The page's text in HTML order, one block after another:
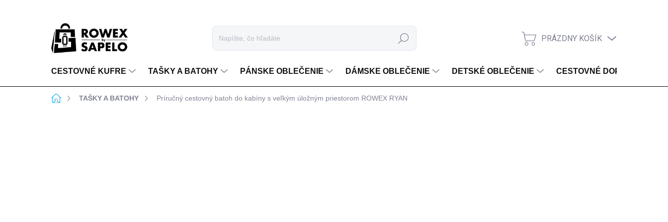
Hľadať NÁKUPNÝ KOŠÍK
PRÁZDNY KOŠÍK
CESTOVNÉ KUFRE TAŠKY A BATOHY PÁNSKE OBLEČENIE DÁMSKE OBLEČENIE DETSKÉ OBLEČENIE CESTOVNÉ DOPLNKY
DomovTAŠKY A BATOHY Príručný cestovný batoh do kabíny s veľkým úložným priestorom ROWEX RYAN